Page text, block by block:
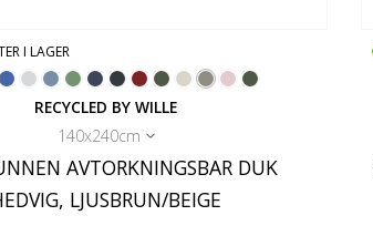
I LAGER
RECYCLED BY WILLE
140x240cm
AVTORKNINGSBAR DUK
LJUSBRUN/BEIGE